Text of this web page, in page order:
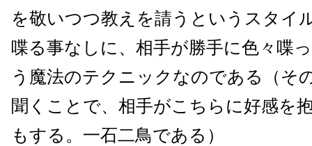
を敬いつつ教えを請うというスタイ
喋る事なしに、相手が勝手に色々喋
う魔法のテクニックなのである（そ
聞くことで、相手がこちらに好感を
もする。一石二鳥である）